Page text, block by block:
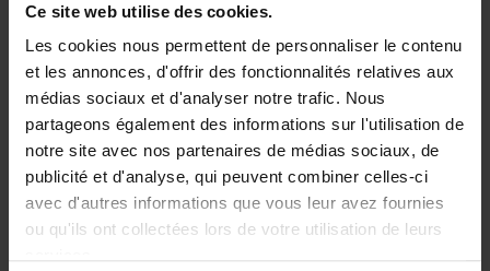
Ce site web utilise des cookies.
Les cookies nous permettent de personnaliser le contenu
et les annonces, d'offrir des fonctionnalités relatives aux
médias sociaux et d'analyser notre trafic. Nous
partageons également des informations sur l'utilisation de
notre site avec nos partenaires de médias sociaux, de
publicité et d'analyse, qui peuvent combiner celles-ci
avec d'autres informations que vous leur avez fournies
ou qu'ils ont collectées lors de votre utilisation de leurs
Bande adhésive non élastique Strappal 10
m x 4 cm
Pouvoir adhésif +++. Bande constituée d'un
support en fibranne rigide enduit sur une seule
face d'une masse adhésive à l'oxyde de zinc,
exempte de caoutchouc naturel, préparée en
vue d'adhérer sur la peau par simple pression.
La bande se présente bobinée sur un tube
carton imprimé.